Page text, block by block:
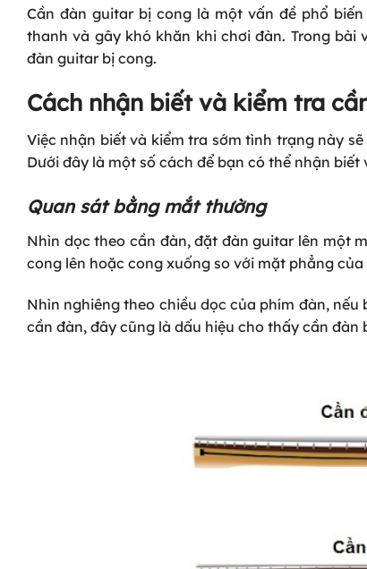
Cần đàn guitar bị cong là một vấn đề phổ
thanh và gây khó khăn khi chơi đàn. Trong bài
đàn guitar bị cong.
Cách nhận biết và kiểm tra
Việc nhận biết và kiểm tra sớm tình trạng này
Dưới đây là một số cách để bạn có thể nhận
Quan sát bằng mắt thường
Nhìn dọc theo cần đàn, đặt đàn guitar lên một
cong lên hoặc cong xuống so với mặt phẳng
Nhìn nghiêng theo chiều dọc của phím đàn,
cần đàn, đây cũng là dấu hiệu cho thấy cần đàn